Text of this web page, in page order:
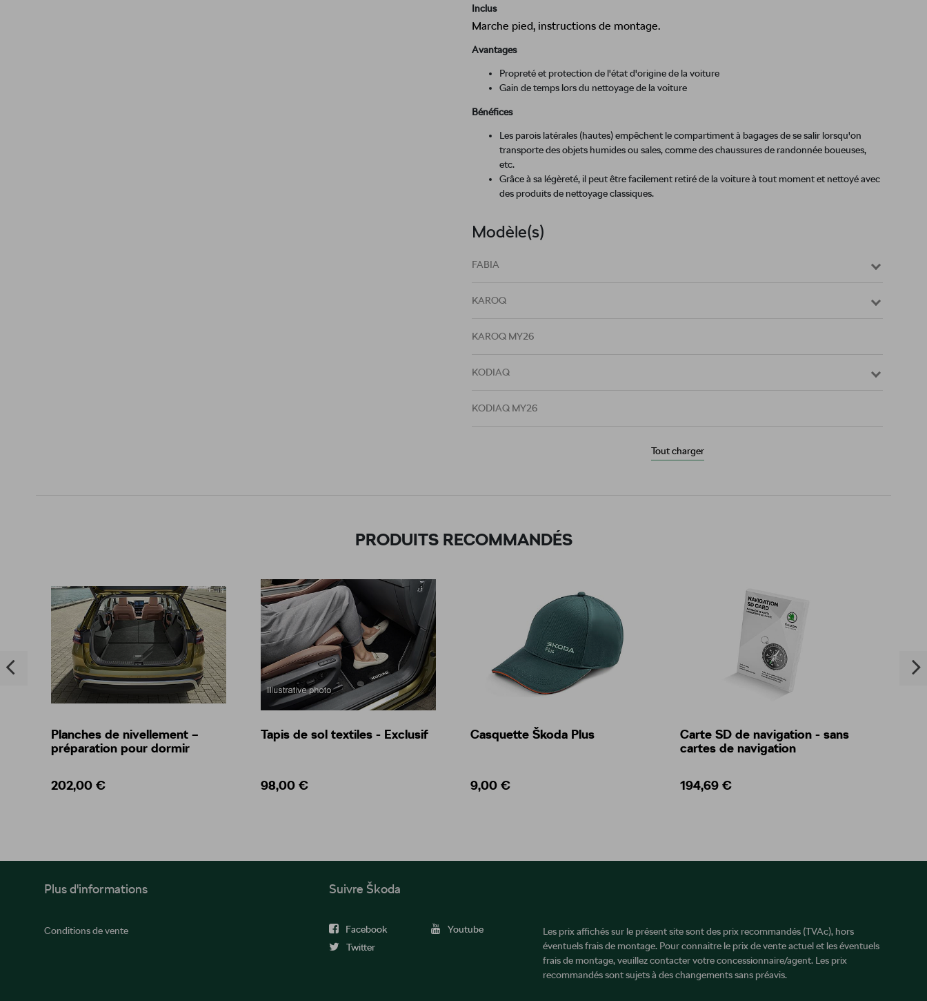
Inclus
Marche pied, instructions de montage.
Avantages
Propreté et protection de l'état d'origine de la voiture
Gain de temps lors du nettoyage de la voiture
Bénéfices
Les parois latérales (hautes) empêchent le compartiment à bagages de se salir lorsqu'on
transporte des objets humides ou sales, comme des chaussures de randonnée boueuses,
etc.
Grâce à sa légèreté, il peut être facilement retiré de la voiture à tout moment et nettoyé avec
des produits de nettoyage classiques.
Modèle(s)
FABIA
KAROQ
KAROQ MY26
KODIAQ
KODIAQ MY26
NEW SUPERB COMBI
NEW SUPERB LIMO
OCTAVIA COMBI
Tout charger
PRODUITS RECOMMANDÉS
Planches de nivellement –
préparation pour dormir
202,00 €
Tapis de sol textiles - Exclusif
98,00 €
Casquette Škoda Plus
9,00 €
Carte SD de navigation - sans
cartes de navigation
194,69 €
Plus d'informations
Conditions de vente
Suivre Škoda
Facebook
Youtube
Twitter
Les prix affichés sur le présent site sont des prix recommandés (TVAc), hors
éventuels frais de montage. Pour connaitre le prix de vente actuel et les éventuels
frais de montage, veuillez contacter votre concessionnaire/agent. Les prix
recommandés sont sujets à des changements sans préavis.